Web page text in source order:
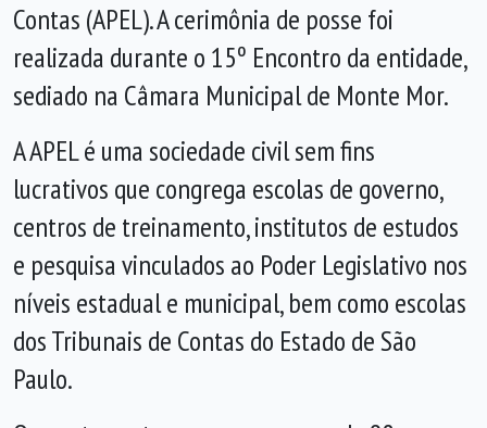
Contas (APEL). A cerimônia de posse foi
realizada durante o 15º Encontro da entidade,
sediado na Câmara Municipal de Monte Mor.
A APEL é uma sociedade civil sem fins
lucrativos que congrega escolas de governo,
centros de treinamento, institutos de estudos
e pesquisa vinculados ao Poder Legislativo nos
níveis estadual e municipal, bem como escolas
dos Tribunais de Contas do Estado de São
Paulo.